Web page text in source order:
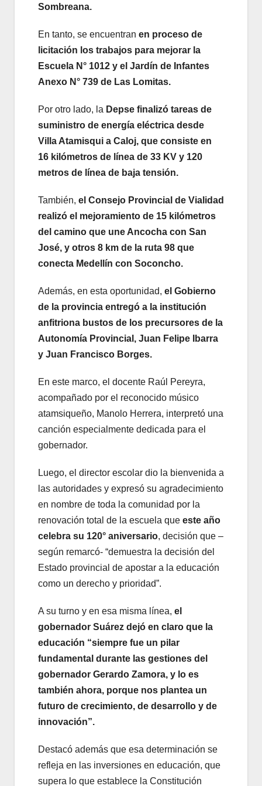
Sombreana.
En tanto, se encuentran en proceso de
licitación los trabajos para mejorar la
Escuela N° 1012 y el Jardín de Infantes
Anexo N° 739 de Las Lomitas.
Por otro lado, la Depse finalizó tareas de
suministro de energía eléctrica desde
Villa Atamisqui a Caloj, que consiste en
16 kilómetros de línea de 33 KV y 120
metros de línea de baja tensión.
También, el Consejo Provincial de Vialidad
realizó el mejoramiento de 15 kilómetros
del camino que une Ancocha con San
José, y otros 8 km de la ruta 98 que
conecta Medellín con Soconcho.
Además, en esta oportunidad, el Gobierno
de la provincia entregó a la institución
anfitriona bustos de los precursores de la
Autonomía Provincial, Juan Felipe Ibarra
y Juan Francisco Borges.
En este marco, el docente Raúl Pereyra,
acompañado por el reconocido músico
atamsiqueño, Manolo Herrera, interpretó una
canción especialmente dedicada para el
gobernador.
Luego, el director escolar dio la bienvenida a
las autoridades y expresó su agradecimiento
en nombre de toda la comunidad por la
renovación total de la escuela que este año
celebra su 120° aniversario, decisión que –
según remarcó- “demuestra la decisión del
Estado provincial de apostar a la educación
como un derecho y prioridad”.
A su turno y en esa misma línea, el
gobernador Suárez dejó en claro que la
educación “siempre fue un pilar
fundamental durante las gestiones del
gobernador Gerardo Zamora, y lo es
también ahora, porque nos plantea un
futuro de crecimiento, de desarrollo y de
innovación”.
Destacó además que esa determinación se
refleja en las inversiones en educación, que
supera lo que establece la Constitución